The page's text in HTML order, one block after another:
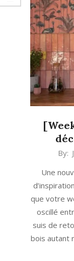
By:
Une
que votre
oscillé
suis de
bois autant